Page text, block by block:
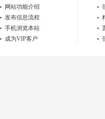
网站功能介绍
发布信息流程
手机浏览本站
成为VIP客户